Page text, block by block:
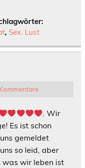
, Sex. Lust
. Wir
Es ist schon
gemeldet
so leid, aber
was wir leben ist